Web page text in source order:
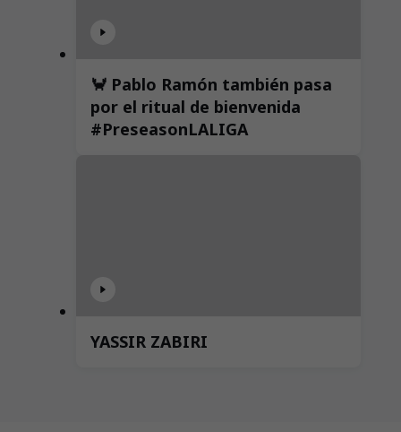
🦀 Pablo Ramón también pasa
por el ritual de bienvenida
#PreseasonLALIGA
YASSIR ZABIRI